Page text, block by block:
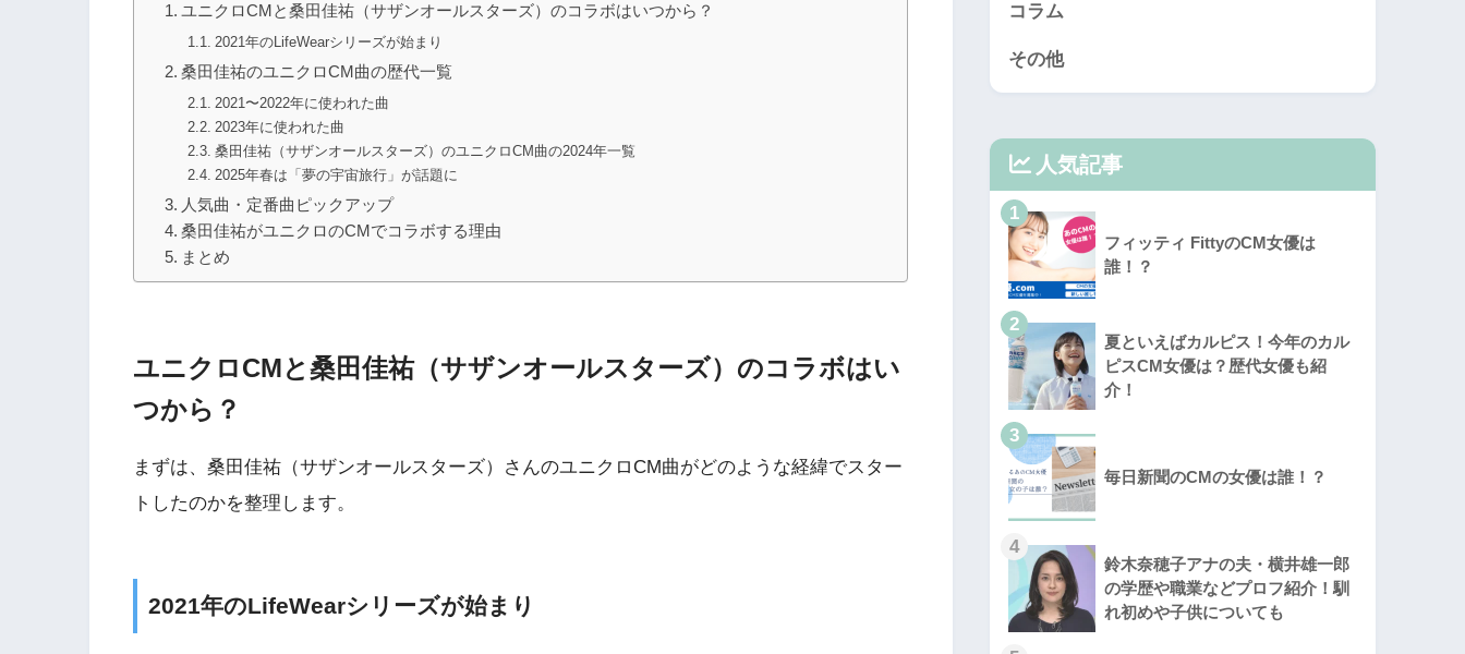
ユニクロCMと桑田佳祐（サザンオールスターズ）のコラボはいつから？
2021年のLifeWearシリーズが始まり
桑田佳祐のユニクロCM曲の歴代一覧
2021〜2022年に使われた曲
2023年に使われた曲
桑田佳祐（サザンオールスターズ）のユニクロCM曲の2024年一覧
2025年春は「夢の宇宙旅行」が話題に
人気曲・定番曲ピックアップ
桑田佳祐がユニクロのCMでコラボする理由
まとめ
ユニクロCMと桑田佳祐（サザンオールスターズ）のコラボはい
つから？
まずは、桑田佳祐（サザンオールスターズ）さんのユニクロCM曲がどのような経緯でスター
トしたのかを整理します。
2021年のLifeWearシリーズが始まり
コラム
その他
人気記事
1
フィッティ FittyのCM女優は
誰！？
2
夏といえばカルピス！今年のカル
ピスCM女優は？歴代女優も紹
介！
3
毎日新聞のCMの女優は誰！？
4
鈴木奈穂子アナの夫・横井雄一郎
の学歴や職業などプロフ紹介！馴
れ初めや子供についても